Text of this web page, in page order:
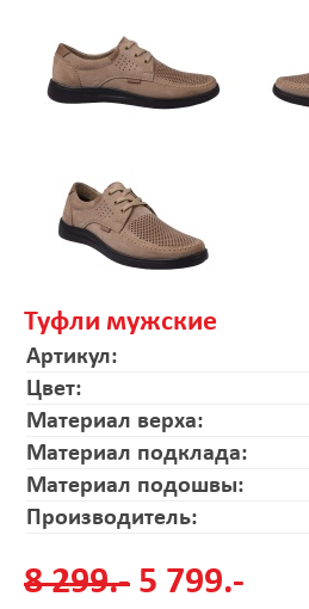
Туфли мужские
Артикул:
Цвет:
Материал верха:
Материал подклада:
Материал подошвы:
Производитель:
8 299.- 5 799.-